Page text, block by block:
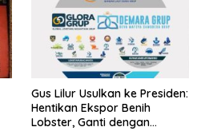
Gus Lilur Usulkan ke Presiden:
Hentikan Ekspor Benih
Lobster, Ganti dengan